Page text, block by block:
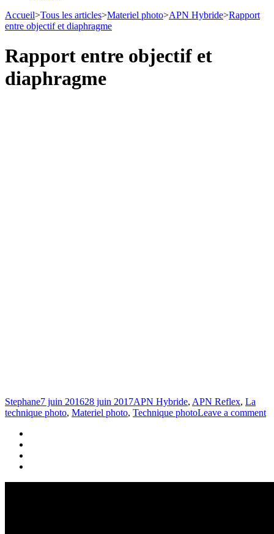
Accueil>Tous les articles>Materiel photo>APN Hybride>Rapport
entre objectif et diaphragme
Rapport entre objectif et
diaphragme
Stephane7 juin 201628 juin 2017APN Hybride, APN Reflex, La
technique photo, Materiel photo, Technique photoLeave a comment